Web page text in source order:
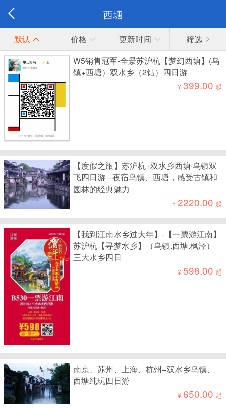
西塘
默认 价格 更新时间
筛选
W5销售冠军-全景苏沪杭【梦幻西塘】(乌
镇+西塘）双水乡（2钻）四日游
¥399.00 起
【度假之旅】苏沪杭+双水乡西塘·乌镇双
飞四日游 --夜宿乌镇、西塘，感受古镇和
园林的经典魅力
¥2220.00 起
【我到江南水乡过大年】-【一票游江南】
苏沪杭【寻梦水乡】（乌镇.西塘.枫泾）
三大水乡四日
¥598.00 起
南京、苏州、上海、杭州+双水乡乌镇、
西塘纯玩四日游
¥650.00 起